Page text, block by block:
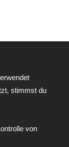
stimmst du
von